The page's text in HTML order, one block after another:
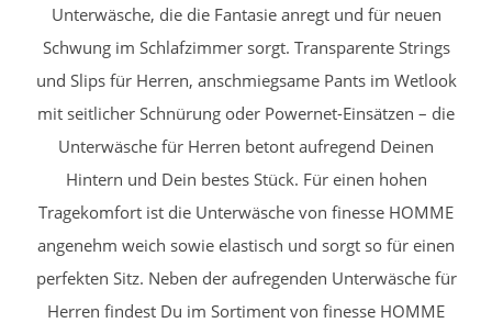
Unterwäsche, die die Fantasie anregt und für neuen
Schwung im Schlafzimmer sorgt. Transparente Strings
und Slips für Herren, anschmiegsame Pants im Wetlook
mit seitlicher Schnürung oder Powernet-Einsätzen – die
Unterwäsche für Herren betont aufregend Deinen
Hintern und Dein bestes Stück. Für einen hohen
Tragekomfort ist die Unterwäsche von finesse HOMME
angenehm weich sowie elastisch und sorgt so für einen
perfekten Sitz. Neben der aufregenden Unterwäsche für
Herren findest Du im Sortiment von finesse HOMME